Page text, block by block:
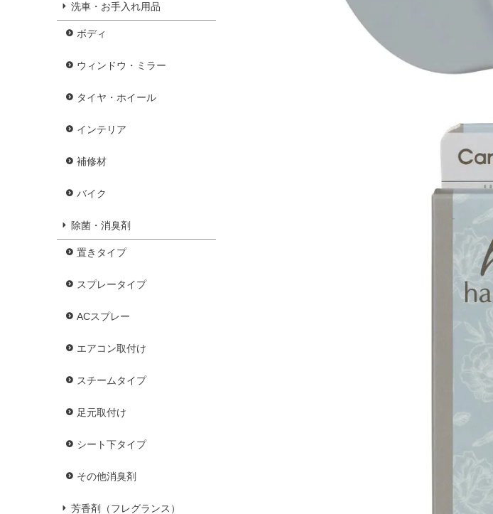
洗車・お手入れ用品
ボディ
ウィンドウ・ミラー
タイヤ・ホイール
インテリア
補修材
バイク
除菌・消臭剤
置きタイプ
スプレータイプ
ACスプレー
エアコン取付け
スチームタイプ
足元取付け
シート下タイプ
その他消臭剤
芳香剤（フレグランス）